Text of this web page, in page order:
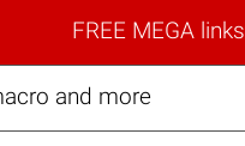
FREE MEGA links
and more